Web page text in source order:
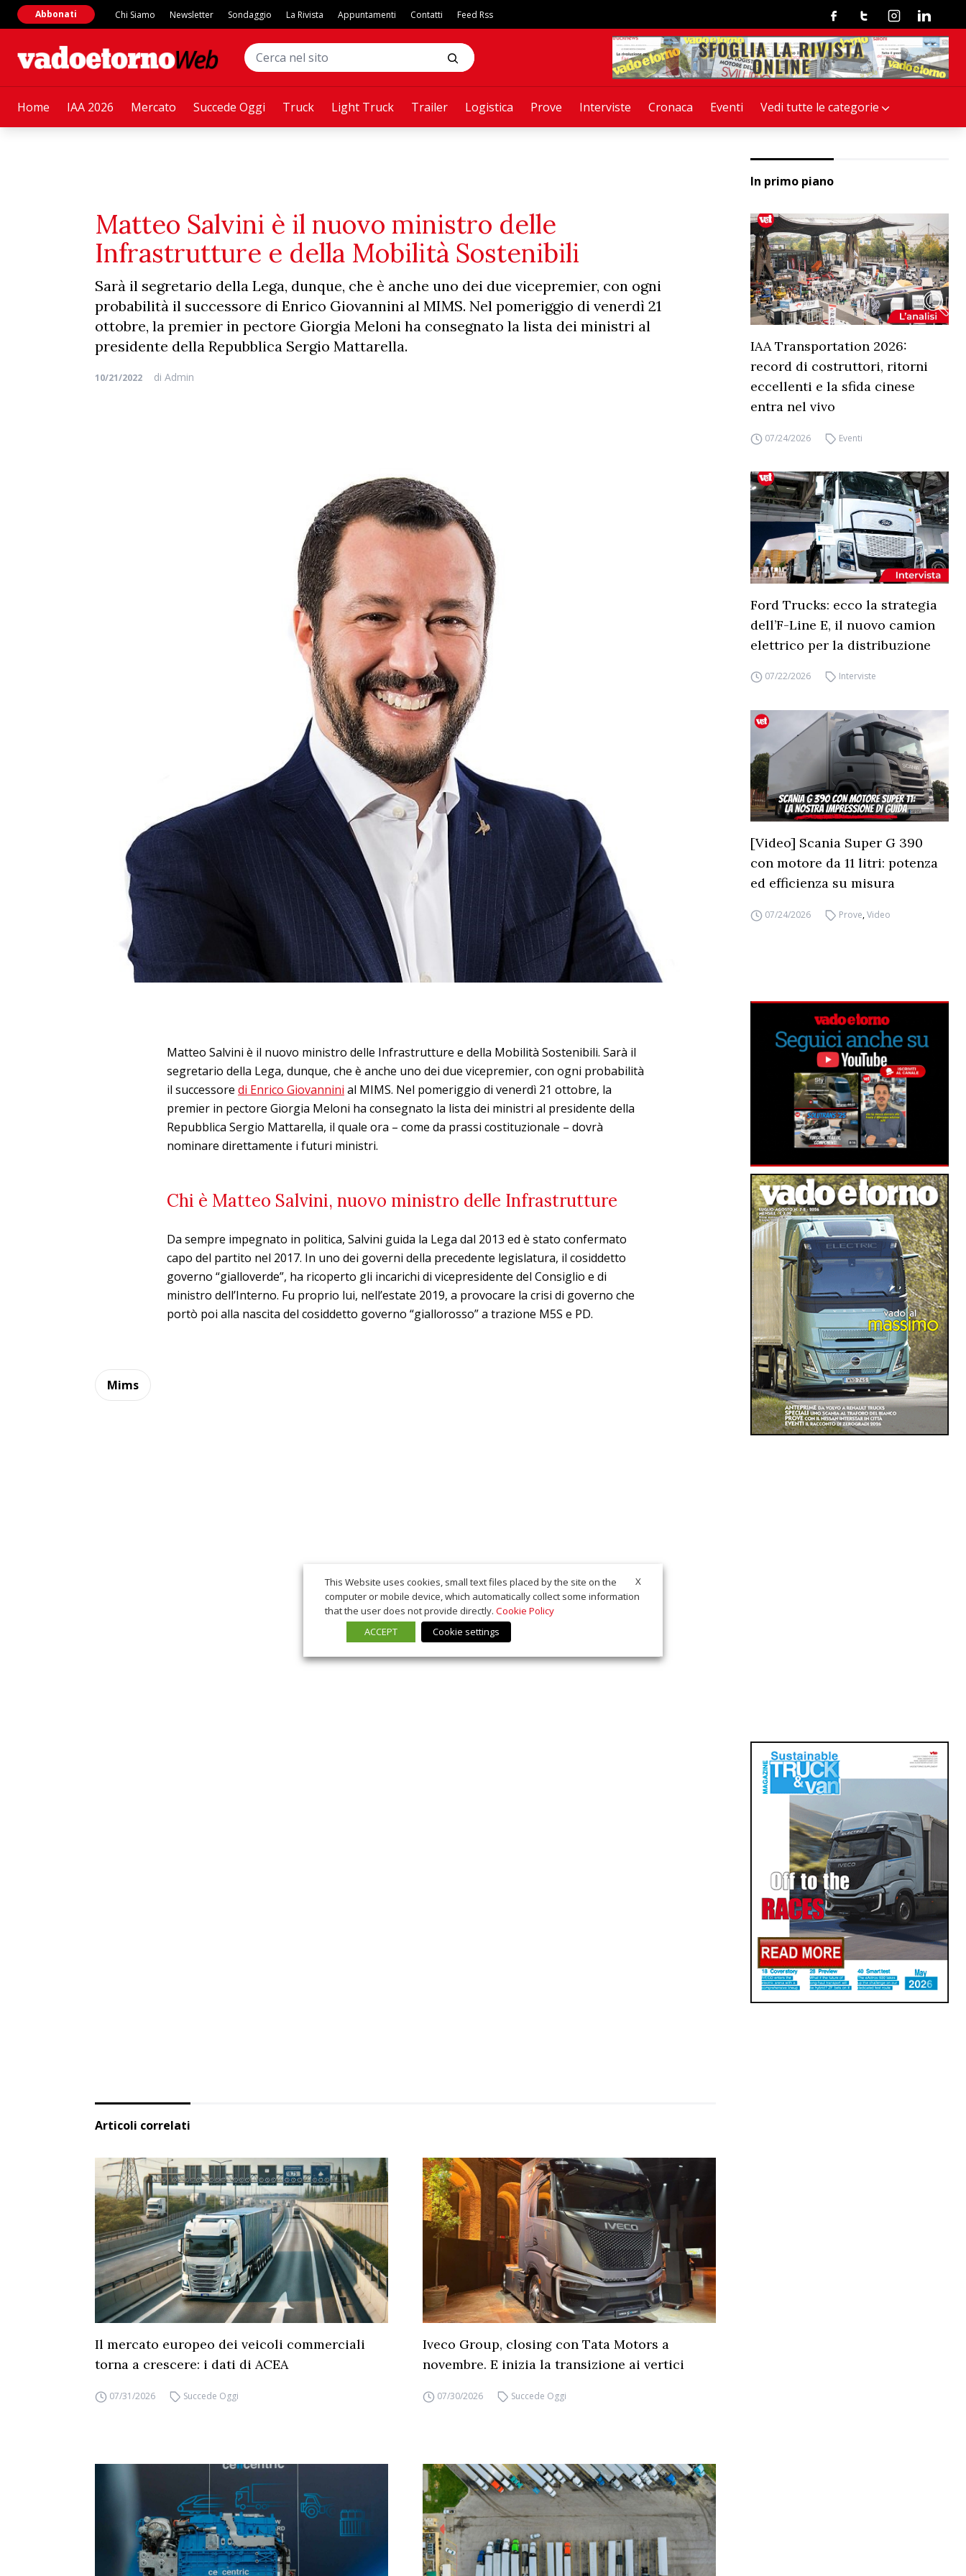
Home IAA 2026 Mercato Succede Oggi Truck Light Truck Trailer Logistica Prove Interviste Cronaca Eventi Vedi tutte le categorie
Abbonati Chi Siamo Newsletter Sondaggio La Rivista Appuntamenti Contatti Feed Rss FacebookTwitterInstagramLinkedin
Matteo Salvini è il nuovo ministro delle
Infrastrutture e della Mobilità Sostenibili
Sarà il segretario della Lega, dunque, che è anche uno dei due vicepremier, con ogni
probabilità il successore di Enrico Giovannini al MIMS. Nel pomeriggio di venerdì 21
ottobre, la premier in pectore Giorgia Meloni ha consegnato la lista dei ministri al
presidente della Repubblica Sergio Mattarella.
10/21/2022 di Admin
Matteo Salvini è il nuovo ministro delle Infrastrutture e della Mobilità Sostenibili. Sarà il
segretario della Lega, dunque, che è anche uno dei due vicepremier, con ogni probabilità
il successore di Enrico Giovannini al MIMS. Nel pomeriggio di venerdì 21 ottobre, la
premier in pectore Giorgia Meloni ha consegnato la lista dei ministri al presidente della
Repubblica Sergio Mattarella, il quale ora – come da prassi costituzionale – dovrà
nominare direttamente i futuri ministri.
Chi è Matteo Salvini, nuovo ministro delle Infrastrutture
Da sempre impegnato in politica, Salvini guida la Lega dal 2013 ed è stato confermato
capo del partito nel 2017. In uno dei governi della precedente legislatura, il cosiddetto
governo “gialloverde”, ha ricoperto gli incarichi di vicepresidente del Consiglio e di
ministro dell’Interno. Fu proprio lui, nell’estate 2019, a provocare la crisi di governo che
portò poi alla nascita del cosiddetto governo “giallorosso” a trazione M5S e PD.
Mims
In primo piano
IAA Transportation 2026:
record di costruttori, ritorni
eccellenti e la sfida cinese
entra nel vivo
07/24/2026 Eventi
Ford Trucks: ecco la strategia
dell’F-Line E, il nuovo camion
elettrico per la distribuzione
07/22/2026 Interviste
[Video] Scania Super G 390
con motore da 11 litri: potenza
ed efficienza su misura
07/24/2026 Prove,Video
Articoli correlati
Il mercato europeo dei veicoli commerciali
torna a crescere: i dati di ACEA
07/31/2026 Succede Oggi
Iveco Group, closing con Tata Motors a
novembre. E inizia la transizione ai vertici
07/30/2026 Succede Oggi
X
This Website uses cookies, small text files placed by the site on the
computer or mobile device, which automatically collect some information
that the user does not provide directly. Cookie Policy
ACCEPT
Cookie settings